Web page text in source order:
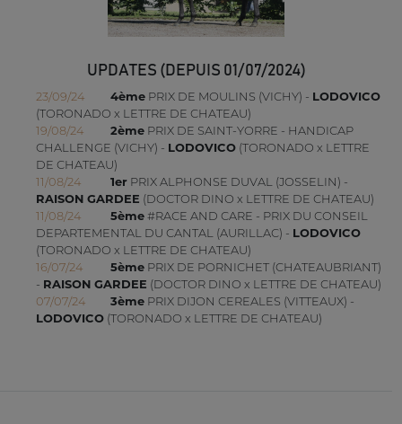
UPDATES (DEPUIS 01/07/2024)
23/09/24 4èmePRIX DE MOULINS (VICHY) - LODOVICO
(TORONADO x LETTRE DE CHATEAU)
19/08/24
2èmePRIX DE SAINT-YORRE - HANDICAP
CHALLENGE (VICHY) - LODOVICO(TORONADO x LETTRE
DE CHATEAU)
11/08/24
1erPRIX ALPHONSE DUVAL (JOSSELIN) -
RAISON GARDEE (DOCTOR DINO x LETTRE DE CHATEAU)
11/08/24
5ème#RACE AND CARE - PRIX DU CONSEIL
DEPARTEMENTAL DU CANTAL (AURILLAC) - LODOVICO
(TORONADO x LETTRE DE CHATEAU)
16/07/24
5èmePRIX DE PORNICHET (CHATEAUBRIANT)
- RAISON GARDEE (DOCTOR DINO x LETTRE DE CHATEAU)
07/07/24
3èmePRIX DIJON CEREALES (VITTEAUX) -
LODOVICO(TORONADO x LETTRE DE CHATEAU)